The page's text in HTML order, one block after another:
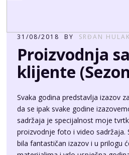
31/08/2018 BY SRĐAN HULAK
Proizvodnja
klijente
Svaka godina predstavlja izazov
da se ipak svake godine
sadržaja je specijalnost moje
proizvodnje foto i video sadržaja.
bila fantastičan izazov i u prilogu